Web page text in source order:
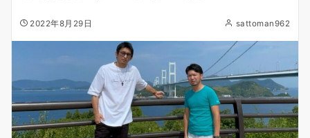
2022年8月29日 sattoman962